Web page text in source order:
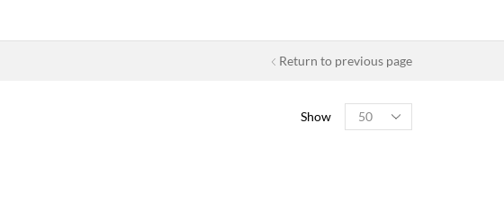
Return to previous page
Show
Products
per